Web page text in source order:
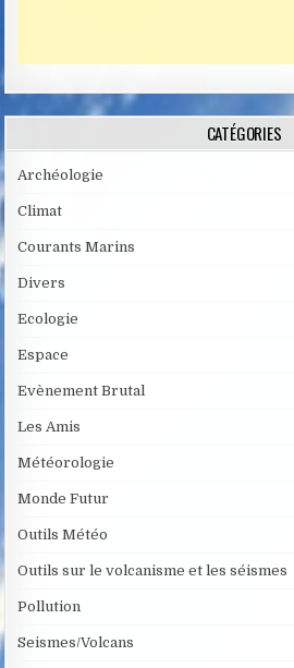
CATÉGORIES
Archéologie
Climat
Courants Marins
Divers
Ecologie
Espace
Evènement Brutal
Les Amis
Météorologie
Monde Futur
Outils Météo
Outils sur le volcanisme et les séismes
Pollution
Seismes/Volcans